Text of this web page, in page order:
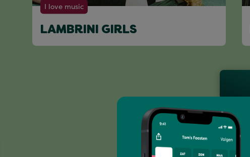
I love music
LAMBRINI GIRLS